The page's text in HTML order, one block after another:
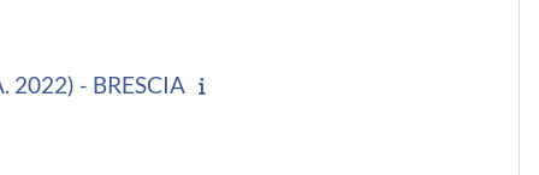
2022) - BRESCIA